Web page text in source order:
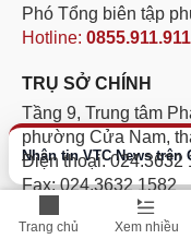
Trang chủ Xem nhiều
Nhận tin VTC News trên
Phó Tổng biên tập
Hotline: 0855.911.911
TRỤ SỞ CHÍNH
Tầng 9, Trung tâm
phường Cửa Nam,
Điện thoại: 024.3632
Fax: 024.3632 1582
VĂN PHÒNG PHÍA